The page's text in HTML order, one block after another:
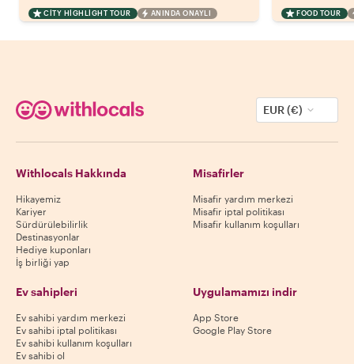
CITY HIGHLIGHT TOUR ANINDA ONAYLI FOOD TOUR
EUR (€)
Withlocals Hakkında
Hikayemiz
Kariyer
Sürdürülebilirlik
Destinasyonlar
Hediye kuponları
İş birliği yap
Misafirler
Misafir yardım merkezi
Misafir iptal politikası
Misafir kullanım koşulları
Ev sahipleri
Ev sahibi yardım merkezi
Ev sahibi iptal politikası
Ev sahibi kullanım koşulları
Ev sahibi ol
Uygulamamızı indir
App Store
Google Play Store